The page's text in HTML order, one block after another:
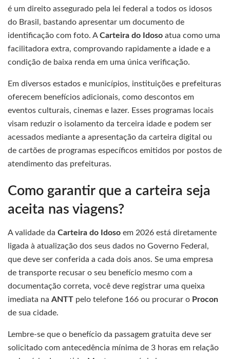
é um direito assegurado pela lei federal a todos os idosos
do Brasil, bastando apresentar um documento de
identificação com foto. ACarteira do Idoso atua como uma
facilitadora extra, comprovando rapidamente a idade e a
condição de baixa renda em uma única verificação.
Em diversos estados e municípios, instituições e prefeituras
oferecem benefícios adicionais, como descontos em
eventos culturais, cinemas e lazer. Esses programas locais
visam reduzir o isolamento da terceira idade e podem ser
acessados mediante a apresentação da carteira digital ou
de cartões de programas específicos emitidos por postos de
atendimento das prefeituras.
Como garantir que a carteira seja
aceita nas viagens?
A validade da Carteira do Idoso em 2026 está diretamente
ligada à atualização dos seus dados no Governo Federal,
que deve ser conferida a cada dois anos. Se uma empresa
de transporte recusar o seu benefício mesmo com a
documentação correta, você deve registrar uma queixa
imediata na ANTT pelo telefone 166 ou procurar o Procon
de sua cidade.
Lembre-se que o benefício da passagem gratuita deve ser
solicitado com antecedência mínima de 3 horas em relação